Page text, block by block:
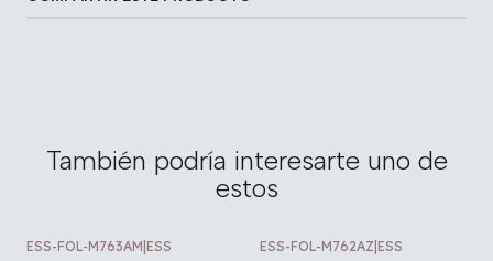
También podría interesarte uno de
estos
ESS-FOL-M763AM ESS ESS-FOL-M762AZ ESS